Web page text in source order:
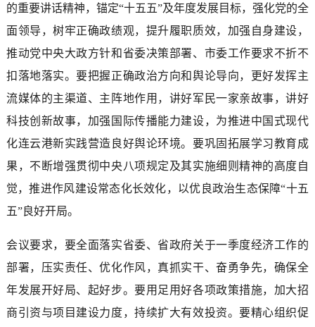
的重要讲话精神，锚定“十五五”及年度发展目标，强化党的全
面领导，树牢正确政绩观，提升履职质效，加强自身建设，
推动党中央大政方针和省委决策部署、市委工作要求不折不
扣落地落实。要把握正确政治方向和舆论导向，更好发挥主
流媒体的主渠道、主阵地作用，讲好军民一家亲故事，讲好
科技创新故事，加强国际传播能力建设，为推进中国式现代
化连云港新实践营造良好舆论环境。要巩固拓展学习教育成
果，不断增强贯彻中央八项规定及其实施细则精神的高度自
觉，推进作风建设常态化长效化，以优良政治生态保障“十五
五”良好开局。
会议要求，要全面落实省委、省政府关于一季度经济工作的
部署，压实责任、优化作风，真抓实干、奋勇争先，确保全
年发展开好局、起好步。要用足用好各项政策措施，加大招
商引资与项目建设力度，持续扩大有效投资。要精心组织促